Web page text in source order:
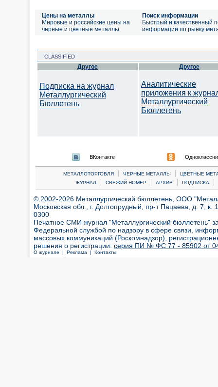
Цены на металлы
Мировые и российские цены на
черные и цветные металлы
Поиск информации
Быстрый и качественный
информации по рынку
CLASSIFIED
Другое
Подписка на журнал
Металлургический
Бюллетень
Другое
Аналитические
приложения к
Металлургический
Бюллетень
ВКонтакте
МЕТАЛЛОТОРГОВЛЯ | ЧЕРНЫЕ МЕТАЛЛЫ |
ЦВЕТНЫЕ
ЖУРНАЛ
| СВЕЖИЙ НОМЕР | АРХИВ | ПОДПИСКА |
© 2002-2026 Металлургический бюллетень, ООО
Московская обл., г. Долгопрудный, пр-т Пацаева, д. 7,
0300
Печатное СМИ журнал "Металлургический бюллетень"
Федеральной службой по надзору в сфере связи,
массовых коммуникаций (Роскомнадзор),
решения о регистрации: серия ПИ № ФС 77 - 85902 от 04
О журнале | Реклама | Контакты